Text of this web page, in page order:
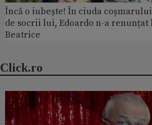
Încă o iubește! În ciuda
de socrii lui, Edoardo n-a renunțat
Beatrice
Click.ro